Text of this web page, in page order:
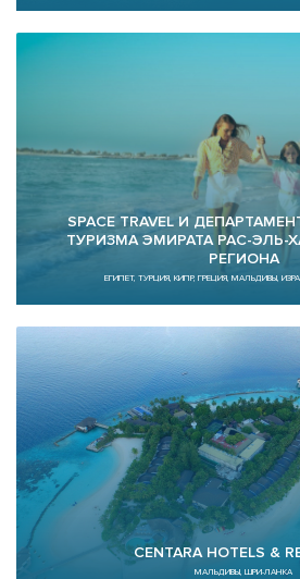
SPACE TRAVEL И
ТУРИЗМА ЭМИРАТА РАС-ЭЛЬ-
РЕГИОНА
ЕГИПЕТ, ТУРЦИЯ, КИПР, ГРЕЦИЯ, МАЛЬДИВЫ,
CENTARA HOTELS &
МАЛЬДИВЫ, ШРИ-ЛАНКА